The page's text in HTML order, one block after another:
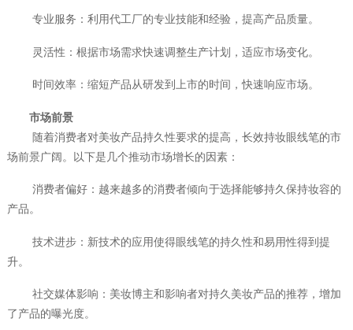
专业服务：利用代工厂的专业技能和经验，提高产品质量。
灵活性：根据市场需求快速调整生产计划，适应市场变化。
时间效率：缩短产品从研发到上市的时间，快速响应市场。
市场前景
随着消费者对美妆产品持久性要求的提高，长效持妆眼线笔的市
场前景广阔。以下是几个推动市场增长的因素：
消费者偏好：越来越多的消费者倾向于选择能够持久保持妆容的
产品。
技术进步：新技术的应用使得眼线笔的持久性和易用性得到提
升。
社交媒体影响：美妆博主和影响者对持久美妆产品的推荐，增加
了产品的曝光度。